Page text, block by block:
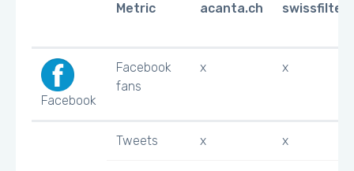
Metric acanta.ch
Facebook
Facebook
fans
x x
Tweets x x